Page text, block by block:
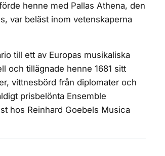
henne med Pallas Athena, den
var beläst inom vetenskaperna
till ett av Europas musikaliska
och tillägnade henne 1681 sitt
vittnesbörd från diplomater och
prisbelönta Ensemble
hos Reinhard Goebels Musica